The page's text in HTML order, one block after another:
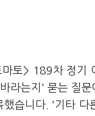
토> 189차 정기
라는지' 묻는 질
했습니다. '기타